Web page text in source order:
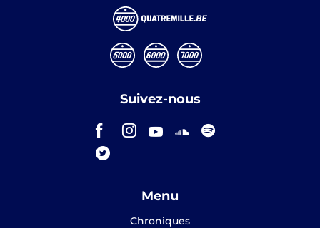
Suivez-nous
Menu
Chroniques